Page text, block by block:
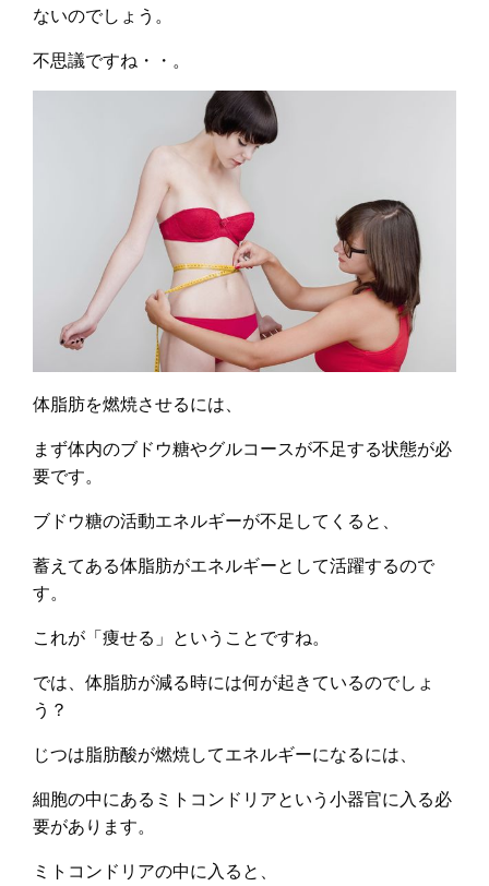
ないのでしょう。
不思議ですね・・。
体脂肪を燃焼させるには、
まず体内のブドウ糖やグルコースが不足する状態が必
要です。
ブドウ糖の活動エネルギーが不足してくると、
蓄えてある体脂肪がエネルギーとして活躍するので
す。
これが「痩せる」ということですね。
では、体脂肪が減る時には何が起きているのでしょ
う？
じつは脂肪酸が燃焼してエネルギーになるには、
細胞の中にあるミトコンドリアという小器官に入る必
要があります。
ミトコンドリアの中に入ると、